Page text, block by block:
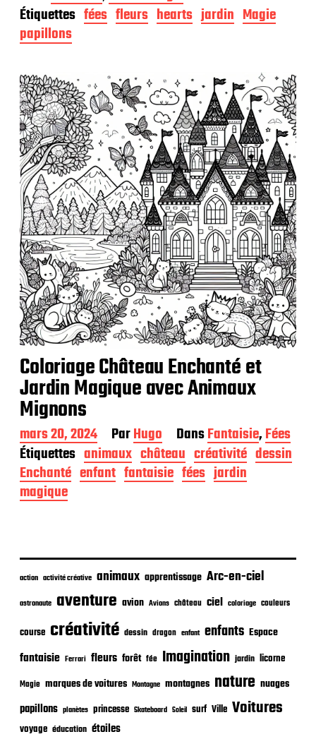
e
d
e
u
b
l
i
c
a
t
i
o
n
Étiquettes fées fleurs hearts jardin Magie
papillons
Coloriage Château Enchanté et
Jardin Magique avec Animaux
Mignons
D
a
t
e
d
e
l
i
a
i
n
mars 20, 2024 ParHugo DansFantaisie,Fées
Étiquettes animaux château créativité dessin
Enchanté enfant fantaisie fées jardin
magique
action activité créative animaux apprentissage Arc-en-ciel
astronaute aventure avion Avions château ciel coloriage couleurs
course créativité dessin dragon enfant enfants Espace
fantaisie Ferrari fleurs forêt fée Imagination jardin licorne
Magie marques de voitures Montagne montagnes nature nuages
papillons planètes princesse Skateboard Soleil surf Ville Voitures
voyage éducation étoiles